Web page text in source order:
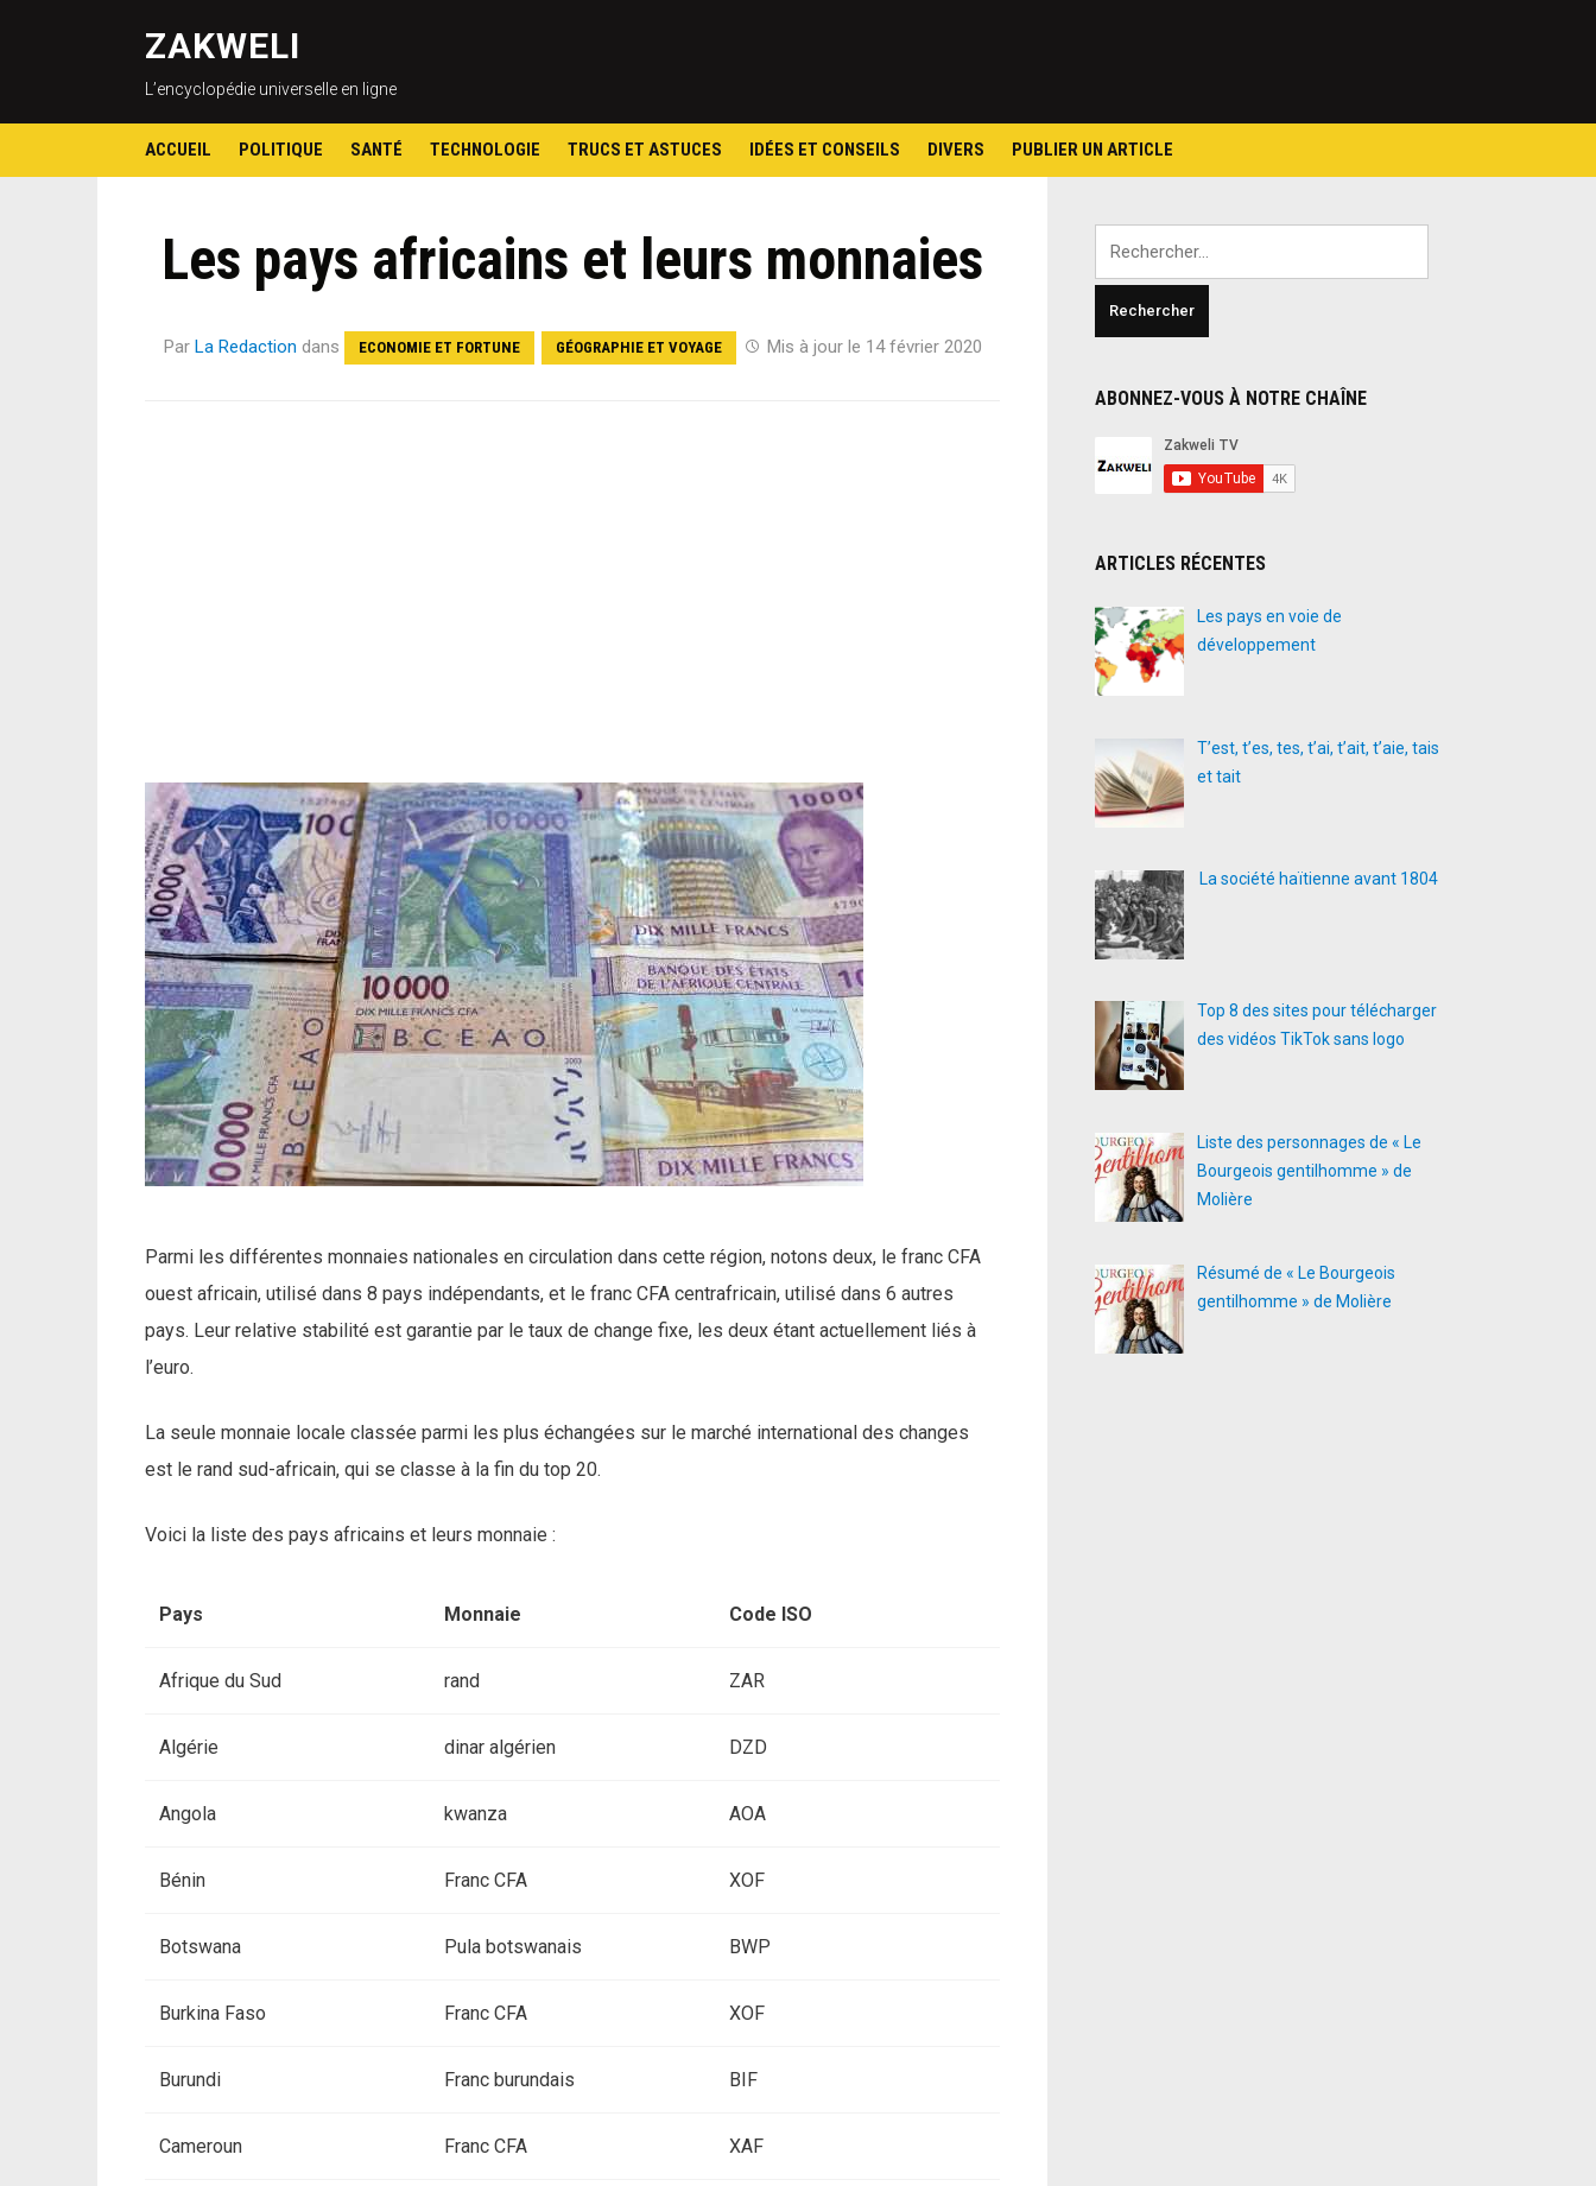
ZAKWELI
L’encyclopédie universelle en ligne
ACCUEIL POLITIQUE SANTÉ TECHNOLOGIE TRUCS ET ASTUCES IDÉES ET CONSEILS DIVERS PUBLIER UN ARTICLE
Les pays africains et leurs monnaies
Par La Redaction dans ECONOMIE ET FORTUNE GÉOGRAPHIE ET VOYAGE Mis à jour le 14 février 2020
Parmi les différentes monnaies nationales en circulation dans cette région, notons deux, le franc CFA
ouest africain, utilisé dans 8 pays indépendants, et le franc CFA centrafricain, utilisé dans 6 autres
pays. Leur relative stabilité est garantie par le taux de change fixe, les deux étant actuellement liés à
l’euro.
La seule monnaie locale classée parmi les plus échangées sur le marché international des changes
est le rand sud-africain, qui se classe à la fin du top 20.
Voici la liste des pays africains et leurs monnaie :
Pays Monnaie Code ISO
Afrique du Sud rand ZAR
Algérie dinar algérien DZD
Angola kwanza AOA
Bénin Franc CFA XOF
Botswana Pula botswanais BWP
Burkina Faso Franc CFA XOF
Burundi Franc burundais BIF
Cameroun Franc CFA XAF
ABONNEZ-VOUS À NOTRE CHAÎNE
ARTICLES RÉCENTES
Les pays en voie de
développement
T’est, t’es, tes, t’ai, t’ait, t’aie, tais
et tait
La société haïtienne avant 1804
Top 8 des sites pour télécharger
des vidéos TikTok sans logo
Liste des personnages de « Le
Bourgeois gentilhomme » de
Molière
Résumé de « Le Bourgeois
gentilhomme » de Molière